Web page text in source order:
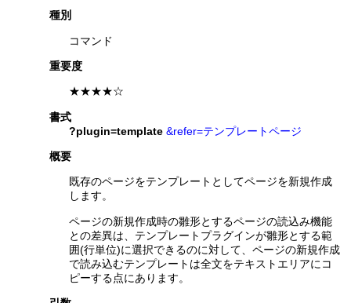
種別
コマンド
重要度
★★★★☆
書式
?plugin=template &refer=テンプレートページ
概要
既存のページをテンプレートとしてページを新規作成
します。
ページの新規作成時の雛形とするページの読込み機能
との差異は、テンプレートプラグインが雛形とする範
囲(行単位)に選択できるのに対して、ページの新規作成
で読み込むテンプレートは全文をテキストエリアにコ
ピーする点にあります。